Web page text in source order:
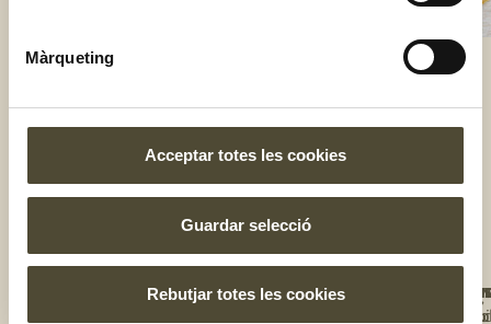
Màrqueting
Acceptar totes les cookies
Guardar selecció
Rebutjar totes les cookies
El gust és nostre
Qui